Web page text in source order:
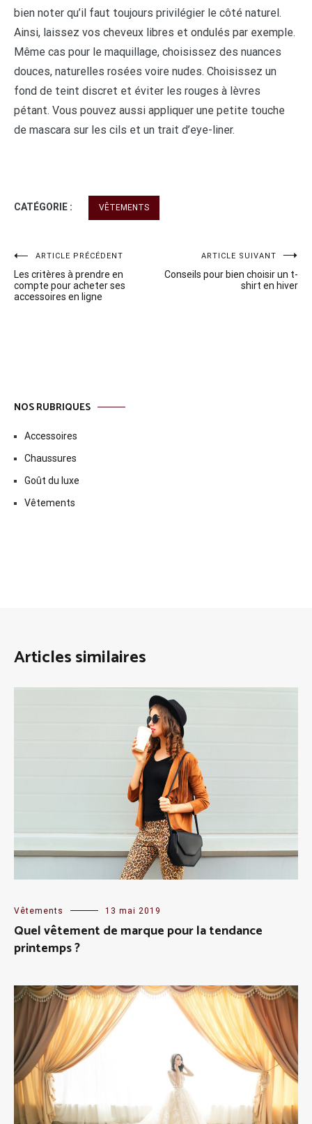
bien noter qu’il faut toujours privilégier le côté naturel.
Ainsi, laissez vos cheveux libres et ondulés par exemple.
Même cas pour le maquillage, choisissez des nuances
douces, naturelles rosées voire nudes. Choisissez un
fond de teint discret et éviter les rouges à lèvres
pétant. Vous pouvez aussi appliquer une petite touche
de mascara sur les cils et un trait d’eye-liner.
CATÉGORIE : VÊTEMENTS
Navigation
de
ARTICLE PRÉCÉDENT
Les critères à prendre en
compte pour acheter ses
accessoires en ligne
ARTICLE SUIVANT
Conseils pour bien choisir un t-
shirt en hiver
NOS RUBRIQUES
Accessoires
Chaussures
Goût du luxe
Vêtements
Articles similaires
Vêtements 13 mai 2019
Quel vêtement de marque pour la tendance
printemps ?